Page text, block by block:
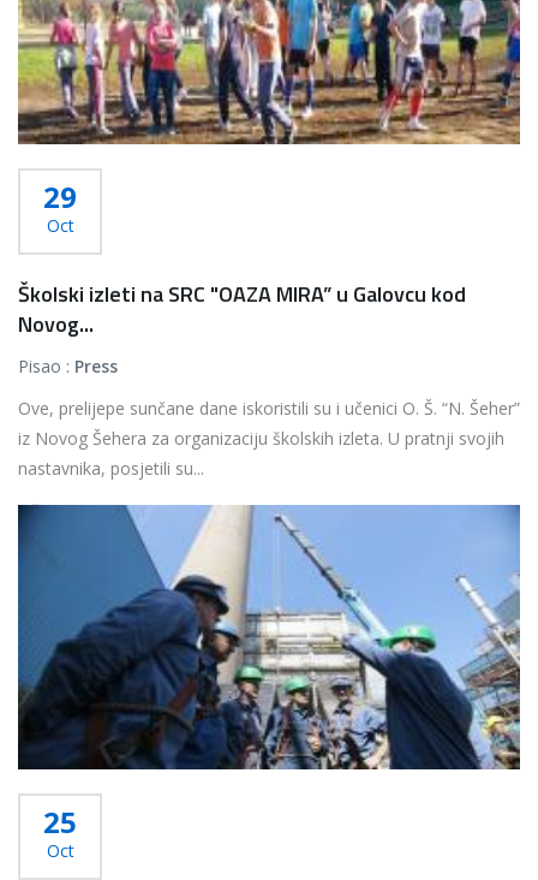
29
Oct
Školski izleti na SRC "OAZA MIRA” u Galovcu kod
Novog...
Pisao : Press
Ove, prelijepe sunčane dane iskoristili su i učenici O. Š. “N. Šeher”
iz Novog Šehera za organizaciju školskih izleta. U pratnji svojih
nastavnika, posjetili su...
Više...
25
Oct